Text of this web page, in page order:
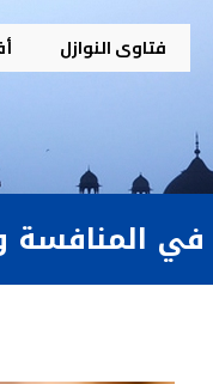
فتاوى النوازل
في المنافسة